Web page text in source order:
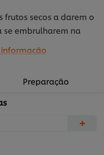
classificações.
frutos secos a darem o
se embrulharem na
Preparação
+